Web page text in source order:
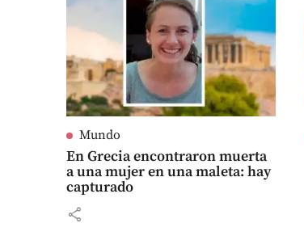
Mundo
En Grecia encontraron muerta
a una mujer en una maleta: hay
capturado
share